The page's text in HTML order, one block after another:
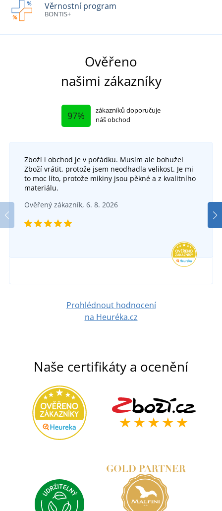
Věrnostní program
BONTIS+
Ověřeno
našimi zákazníky
97%
zákazníků doporučuje
náš obchod
Zboží i obchod je v pořádku. Musím ale bohužel
Zboží vrátit, protože jsem neodhadla velikost. Je mi
to moc líto, protože mikiny jsou pěkné a z kvalitního
materiálu.
Ověřený zákazník, 6. 8. 2026
Prohlédnout hodnocení
na Heuréka.cz
Naše certifikáty a ocenění